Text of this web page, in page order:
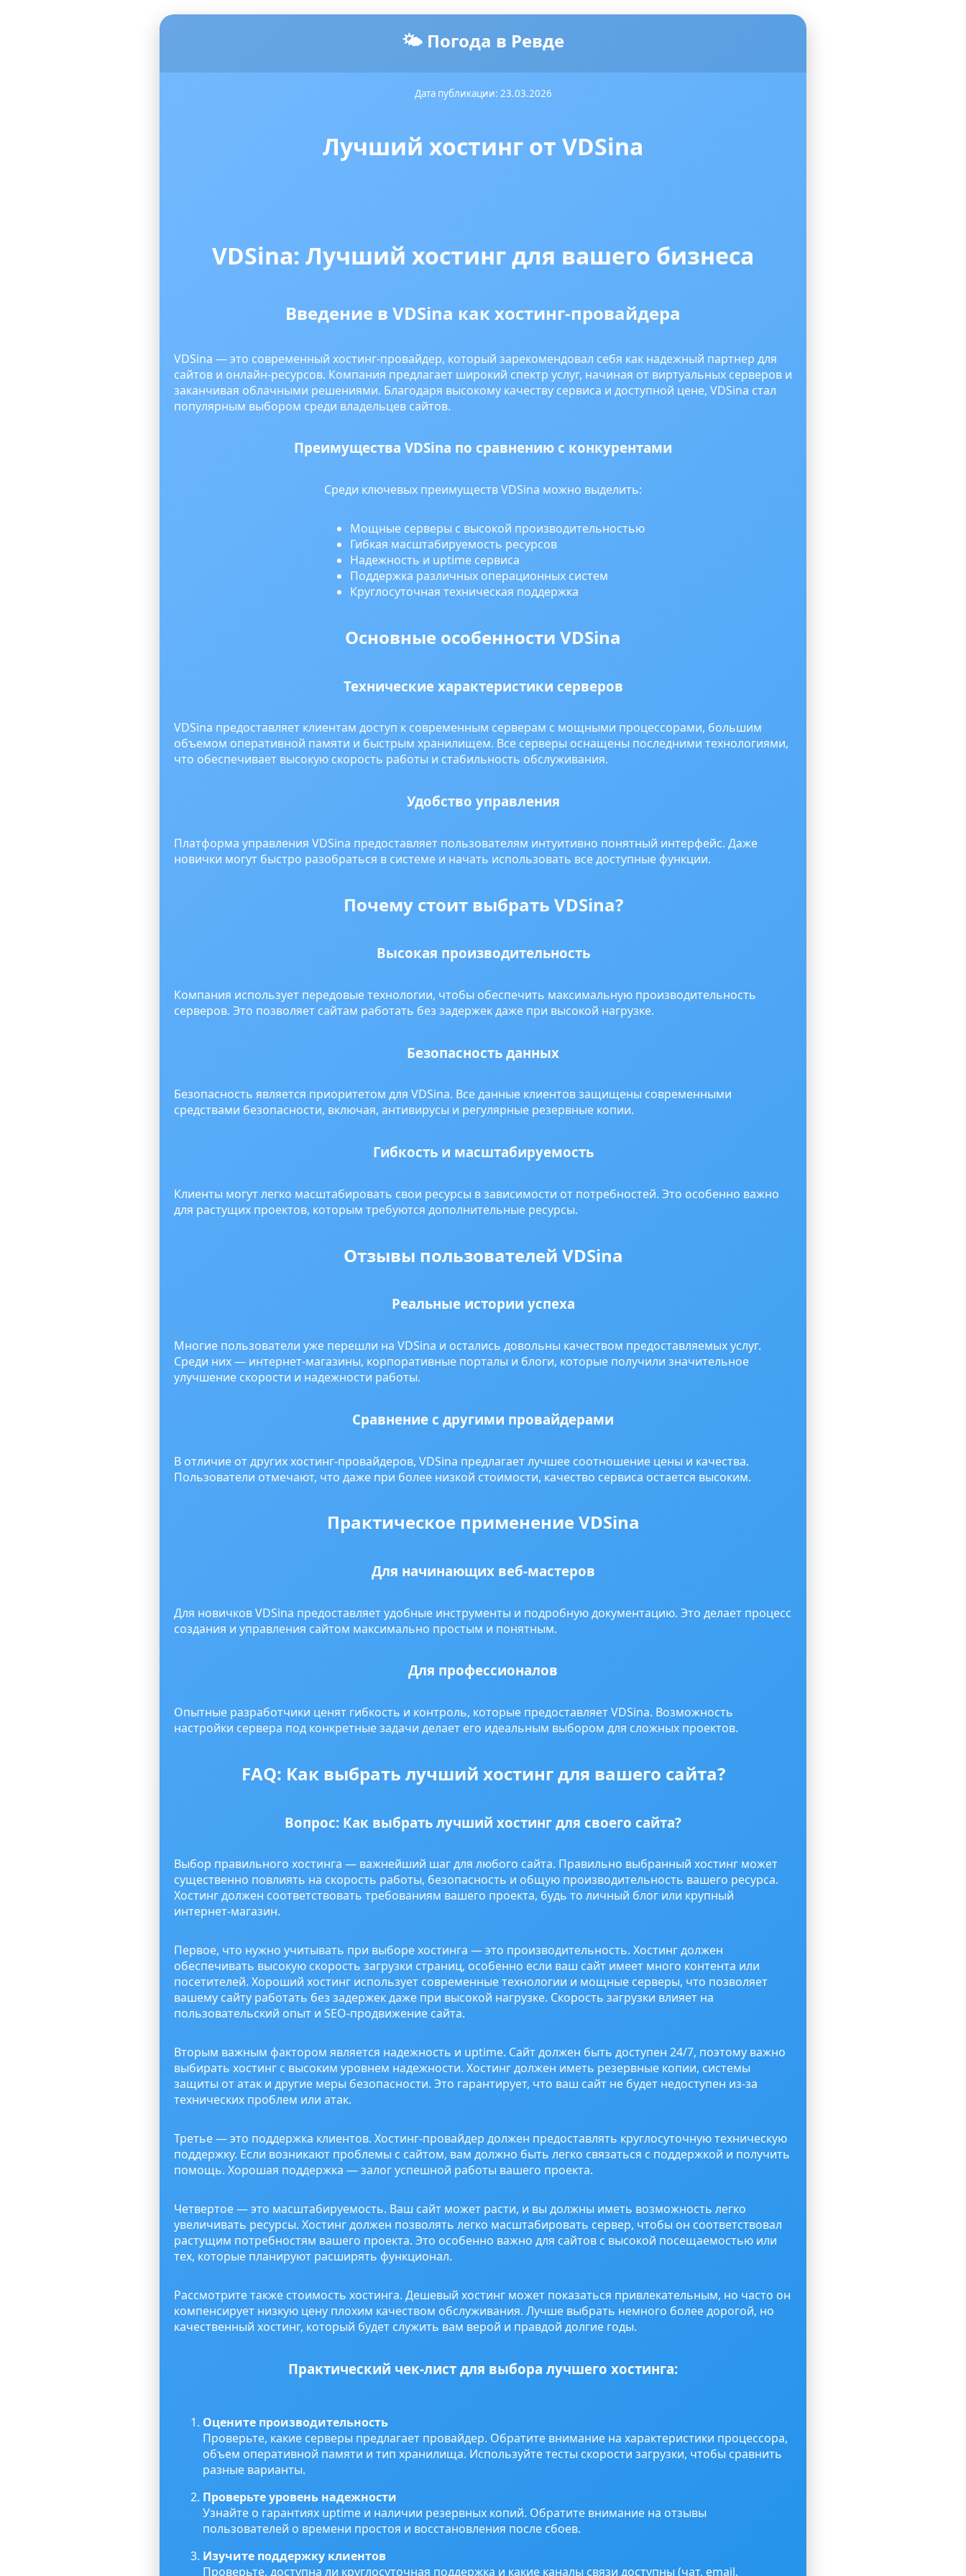
🌤️ Погода в Ревде
Дата публикации: 23.03.2026
Лучший хостинг от VDSina
VDSina: Лучший хостинг для вашего бизнеса
Введение в VDSina как хостинг-провайдера
VDSina — это современный хостинг-провайдер, который зарекомендовал себя как надежный партнер для
сайтов и онлайн-ресурсов. Компания предлагает широкий спектр услуг, начиная от виртуальных серверов и
заканчивая облачными решениями. Благодаря высокому качеству сервиса и доступной цене, VDSina стал
популярным выбором среди владельцев сайтов.
Преимущества VDSina по сравнению с конкурентами
Среди ключевых преимуществ VDSina можно выделить:
Мощные серверы с высокой производительностью
Гибкая масштабируемость ресурсов
Надежность и uptime сервиса
Поддержка различных операционных систем
Круглосуточная техническая поддержка
Основные особенности VDSina
Технические характеристики серверов
VDSina предоставляет клиентам доступ к современным серверам с мощными процессорами, большим
объемом оперативной памяти и быстрым хранилищем. Все серверы оснащены последними технологиями,
что обеспечивает высокую скорость работы и стабильность обслуживания.
Удобство управления
Платформа управления VDSina предоставляет пользователям интуитивно понятный интерфейс. Даже
новички могут быстро разобраться в системе и начать использовать все доступные функции.
Почему стоит выбрать VDSina?
Высокая производительность
Компания использует передовые технологии, чтобы обеспечить максимальную производительность
серверов. Это позволяет сайтам работать без задержек даже при высокой нагрузке.
Безопасность данных
Безопасность является приоритетом для VDSina. Все данные клиентов защищены современными
средствами безопасности, включая, антивирусы и регулярные резервные копии.
Гибкость и масштабируемость
Клиенты могут легко масштабировать свои ресурсы в зависимости от потребностей. Это особенно важно
для растущих проектов, которым требуются дополнительные ресурсы.
Отзывы пользователей VDSina
Реальные истории успеха
Многие пользователи уже перешли на VDSina и остались довольны качеством предоставляемых услуг.
Среди них — интернет-магазины, корпоративные порталы и блоги, которые получили значительное
улучшение скорости и надежности работы.
Сравнение с другими провайдерами
В отличие от других хостинг-провайдеров, VDSina предлагает лучшее соотношение цены и качества.
Пользователи отмечают, что даже при более низкой стоимости, качество сервиса остается высоким.
Практическое применение VDSina
Для начинающих веб-мастеров
Для новичков VDSina предоставляет удобные инструменты и подробную документацию. Это делает процесс
создания и управления сайтом максимально простым и понятным.
Для профессионалов
Опытные разработчики ценят гибкость и контроль, которые предоставляет VDSina. Возможность
настройки сервера под конкретные задачи делает его идеальным выбором для сложных проектов.
FAQ: Как выбрать лучший хостинг для вашего сайта?
Вопрос: Как выбрать лучший хостинг для своего сайта?
Выбор правильного хостинга — важнейший шаг для любого сайта. Правильно выбранный хостинг может
существенно повлиять на скорость работы, безопасность и общую производительность вашего ресурса.
Хостинг должен соответствовать требованиям вашего проекта, будь то личный блог или крупный
интернет-магазин.
Первое, что нужно учитывать при выборе хостинга — это производительность. Хостинг должен
обеспечивать высокую скорость загрузки страниц, особенно если ваш сайт имеет много контента или
посетителей. Хороший хостинг использует современные технологии и мощные серверы, что позволяет
вашему сайту работать без задержек даже при высокой нагрузке. Скорость загрузки влияет на
пользовательский опыт и SEO-продвижение сайта.
Вторым важным фактором является надежность и uptime. Сайт должен быть доступен 24/7, поэтому важно
выбирать хостинг с высоким уровнем надежности. Хостинг должен иметь резервные копии, системы
защиты от атак и другие меры безопасности. Это гарантирует, что ваш сайт не будет недоступен из-за
технических проблем или атак.
Третье — это поддержка клиентов. Хостинг-провайдер должен предоставлять круглосуточную техническую
поддержку. Если возникают проблемы с сайтом, вам должно быть легко связаться с поддержкой и получить
помощь. Хорошая поддержка — залог успешной работы вашего проекта.
Четвертое — это масштабируемость. Ваш сайт может расти, и вы должны иметь возможность легко
увеличивать ресурсы. Хостинг должен позволять легко масштабировать сервер, чтобы он соответствовал
растущим потребностям вашего проекта. Это особенно важно для сайтов с высокой посещаемостью или
тех, которые планируют расширять функционал.
Рассмотрите также стоимость хостинга. Дешевый хостинг может показаться привлекательным, но часто он
компенсирует низкую цену плохим качеством обслуживания. Лучше выбрать немного более дорогой, но
качественный хостинг, который будет служить вам верой и правдой долгие годы.
Практический чек-лист для выбора лучшего хостинга:
Оцените производительность
Проверьте, какие серверы предлагает провайдер. Обратите внимание на характеристики процессора,
объем оперативной памяти и тип хранилища. Используйте тесты скорости загрузки, чтобы сравнить
разные варианты.
Проверьте уровень надежности
Узнайте о гарантиях uptime и наличии резервных копий. Обратите внимание на отзывы
пользователей о времени простоя и восстановления после сбоев.
Изучите поддержку клиентов
Проверьте, доступна ли круглосуточная поддержка и какие каналы связи доступны (чат, email,